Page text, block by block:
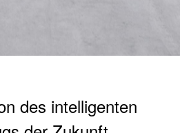
des intelligenten